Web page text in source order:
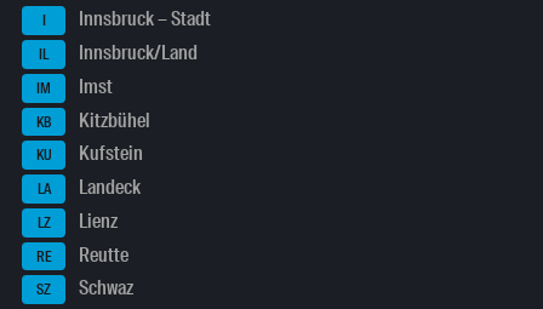
I Innsbruck – Stadt
IL Innsbruck/Land
IM Imst
KB Kitzbühel
KU Kufstein
LA Landeck
LZ Lienz
RE Reutte
SZ Schwaz